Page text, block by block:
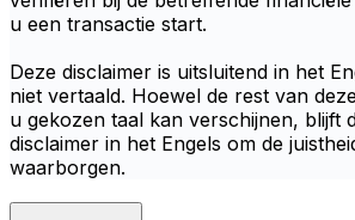
u een transactie start.
Deze disclaimer is uitsluitend in het
niet vertaald. Hoewel de rest van
u gekozen taal kan verschijnen, blijft
disclaimer in het Engels om de
waarborgen.